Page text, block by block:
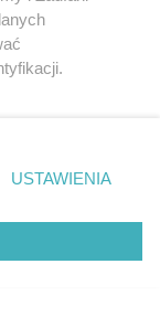
prywatności
zgody
takiemu
tylko
USTAWIENIA